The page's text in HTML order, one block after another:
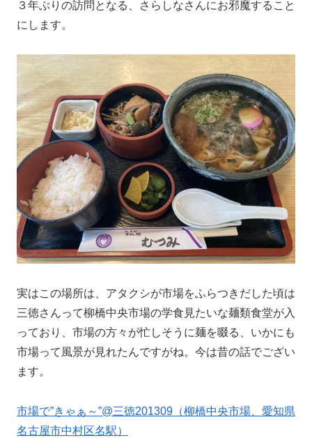
３年ぶりの訪問となる、さらしなさんにお邪魔すること
にします。
実はこの場所は、アタクシが市場をふらつきだした頃は
三徳さんって柳橋中央市場の学食見たいな麺類食堂が入
っており、市場の方々が忙しそうに麺を啜る、いかにも
市場って風景が見れたんですがね。今は昔の話でござい
ます。
市場で”きゃぁ～”@三徳201309（柳橋中央市場、愛知県
名古屋市中村区名駅）